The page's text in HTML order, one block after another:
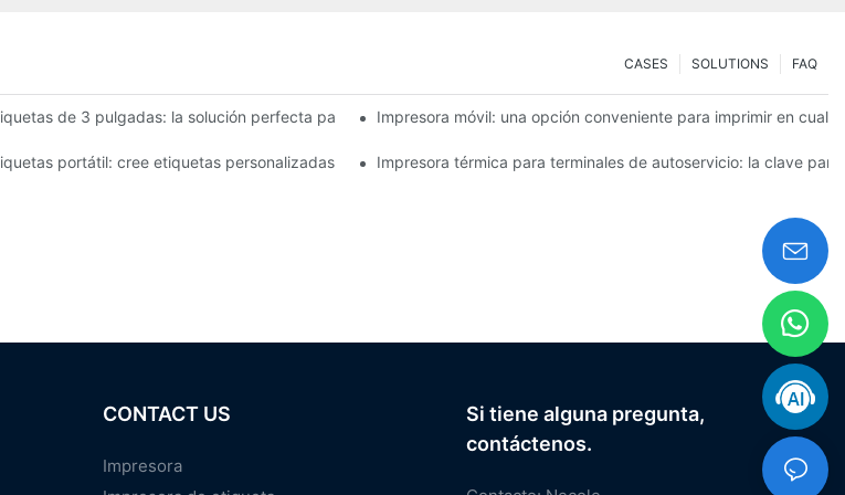
FAQ
SOLUTIONS
CASES
que debes conocer en 2025
de 3 pulgadas: la solución perfecta para pequeñas necesidades de etiquetas
Impresora móvil: una opción conveniente para imprimir en
portátil: cree etiquetas personalizadas fácilmenteImpresora térmica para terminales de autoservicio: la clave
CONTACT US
Impresora
Si tiene alguna pregunta,
contáctenos.